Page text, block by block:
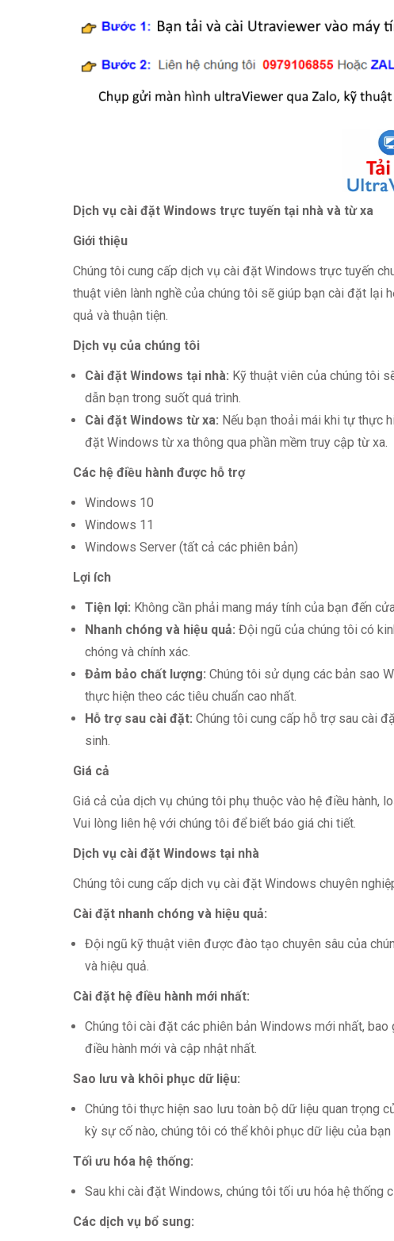
Dịch vụ cài đặt Windows trực tuyến tại nhà và từ xa
Giới thiệu
Chúng tôi cung cấp dịch vụ cài đặt Windows trực tuyến
thuật viên lành nghề của chúng tôi sẽ giúp bạn cài đặt lại
quả và thuận tiện.
Dịch vụ của chúng tôi
Cài đặt Windows tại nhà: Kỹ thuật viên của chúng tôi
dẫn bạn trong suốt quá trình.
Cài đặt Windows từ xa: Nếu bạn thoải mái khi tự thực
đặt Windows từ xa thông qua phần mềm truy cập từ xa.
Các hệ điều hành được hỗ trợ
Windows 10
Windows 11
Windows Server (tất cả các phiên bản)
Lợi ích
Tiện lợi: Không cần phải mang máy tính của bạn đến
Nhanh chóng và hiệu quả: Đội ngũ của chúng tôi có
chóng và chính xác.
Đảm bảo chất lượng: Chúng tôi sử dụng các bản sao
thực hiện theo các tiêu chuẩn cao nhất.
Hỗ trợ sau cài đặt: Chúng tôi cung cấp hỗ trợ sau cài
sinh.
Giá cả
Giá cả của dịch vụ chúng tôi phụ thuộc vào hệ điều hành,
Vui lòng liên hệ với chúng tôi để biết báo giá chi tiết.
Dịch vụ cài đặt Windows tại nhà
Chúng tôi cung cấp dịch vụ cài đặt Windows chuyên
Cài đặt nhanh chóng và hiệu quả:
Đội ngũ kỹ thuật viên được đào tạo chuyên sâu của
và hiệu quả.
Cài đặt hệ điều hành mới nhất:
Chúng tôi cài đặt các phiên bản Windows mới nhất,
điều hành mới và cập nhật nhất.
Sao lưu và khôi phục dữ liệu:
Chúng tôi thực hiện sao lưu toàn bộ dữ liệu quan trọng
kỳ sự cố nào, chúng tôi có thể khôi phục dữ liệu của bạn
Tối ưu hóa hệ thống:
Sau khi cài đặt Windows, chúng tôi tối ưu hóa hệ thống
Các dịch vụ bổ sung: